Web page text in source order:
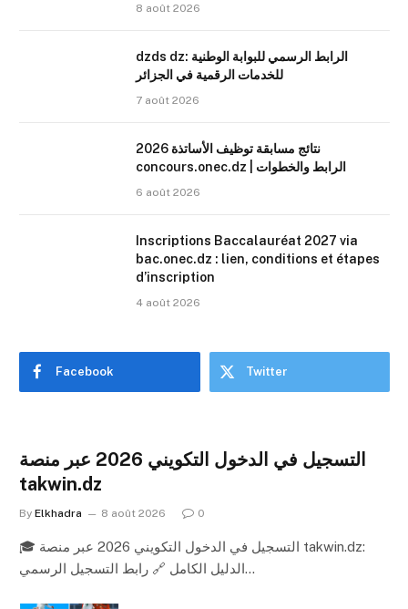
8 août 2026
dzds dz: الرابط الرسمي للبوابة الوطنية
للخدمات الرقمية في الجزائر
7 août 2026
نتائج مسابقة توظيف الأساتذة 2026
concours.onec.dz | الرابط والخطوات
6 août 2026
Inscriptions Baccalauréat 2027 via
bac.onec.dz : lien, conditions et étapes
d’inscription
4 août 2026
Facebook Twitter
التسجيل في الدخول التكويني 2026 عبر منصة
takwin.dz
By Elkhadra 8 août 2026 0
🎓 التسجيل في الدخول التكويني 2026 عبر منصة takwin.dz:
الدليل الكامل 🔗 رابط التسجيل الرسمي…